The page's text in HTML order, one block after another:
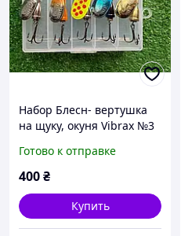
Набор Блесн- вертушка
на щуку, окуня Vibrax №3
Готово к отправке
400₴
Купить